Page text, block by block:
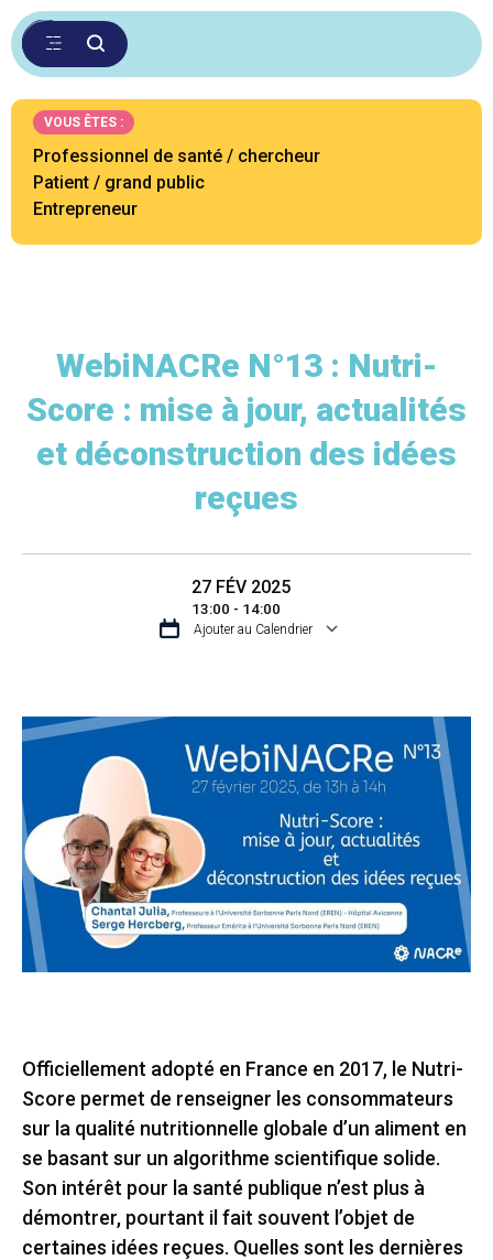
VOUS ÊTES :
Professionnel de santé / chercheur
Patient / grand public
Entrepreneur
WebiNACRe N°13 : Nutri-
Score : mise à jour, actualités
et déconstruction des idées
reçues
27 FÉV 2025
13:00 - 14:00
Ajouter au Calendrier
Officiellement adopté en France en 2017, le Nutri-
Score permet de renseigner les consommateurs
sur la qualité nutritionnelle globale d’un aliment en
se basant sur un algorithme scientifique solide.
Son intérêt pour la santé publique n’est plus à
démontrer, pourtant il fait souvent l’objet de
certaines idées reçues. Quelles sont les dernières